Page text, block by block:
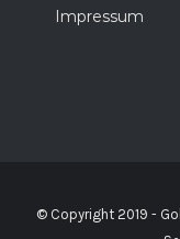
Impressum
© Copyright 2019 -